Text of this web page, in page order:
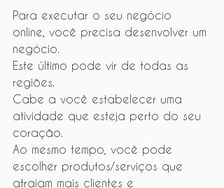
Para executar o seu negócio
online, você precisa desenvolver um
negócio.
Este último pode vir de todas as
regiões.
Cabe a você estabelecer uma
atividade que esteja perto do seu
coração.
Ao mesmo tempo, você pode
escolher produtos/serviços que
atraiam mais clientes e